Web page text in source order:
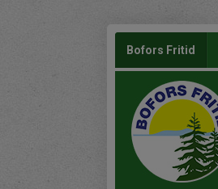
Bofors Fritid